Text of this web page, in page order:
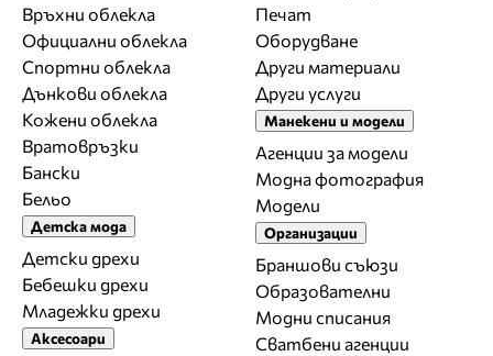
Връхни облекла
Официални облекла
Спортни облекла
Дънкови облекла
Кожени облекла
Вратовръзки
Бански
Бельо
Детска мода
Детски дрехи
Бебешки дрехи
Младежки дрехи
Аксесоари
Печат
Оборудване
Други материали
Други услуги
Манекени и модели
Агенции за модели
Модна фотография
Модели
Организации
Браншови съюзи
Образователни
Модни списания
Сватбени агенции